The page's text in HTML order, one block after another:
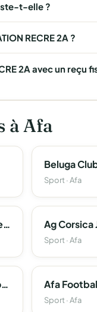
t-elle ?
RECRE 2A ?
2A avec un reçu
à Afa
Beluga
Sport · Afa
Adoc ( Association Pour Le Developpement De L'oncologie En Corse ) Ag Corsica
Sport · Afa
Comite D'etudes Scientifiques Et Informatiques De La Toponymie Corse (Cesit-Corsica) Afa
Sport · Afa